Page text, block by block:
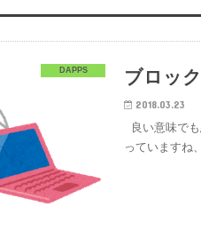
DAPPS ブロッ
2018.03.23
良い意味で
っていますね